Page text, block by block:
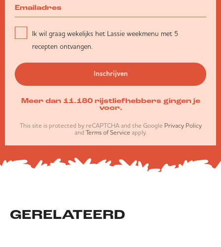
Ik wil graag wekelijks het Lassie weekmenu met 5
recepten ontvangen.
Inschrijven
Meer dan 11.180 rijstliefhebbers gingen je
voor.
This site is protected by reCAPTCHA and the Google Privacy Policy
and Terms of Service apply.
GERELATEERD